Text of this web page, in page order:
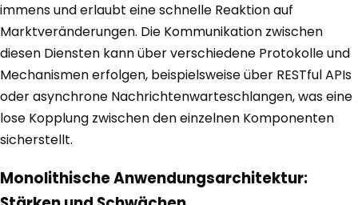
immens und erlaubt eine schnelle Reaktion auf
Marktveränderungen. Die Kommunikation zwischen
diesen Diensten kann über verschiedene Protokolle und
Mechanismen erfolgen, beispielsweise über RESTful APIs
oder asynchrone Nachrichtenwarteschlangen, was eine
lose Kopplung zwischen den einzelnen Komponenten
sicherstellt.
Monolithische Anwendungsarchitektur: